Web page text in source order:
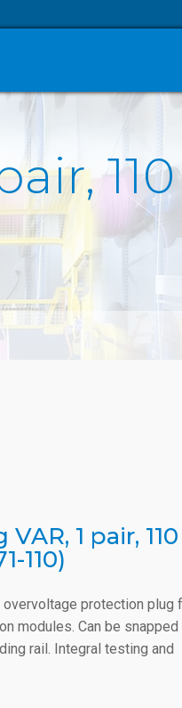
1 pair,
110)
protection plug
modules. Can be snapped
rail. Integral testing and